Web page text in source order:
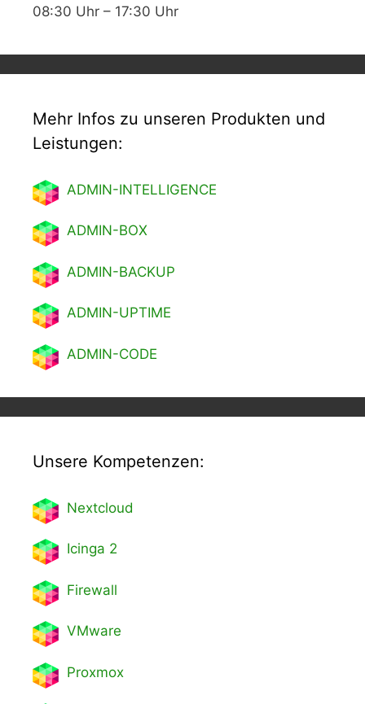
08:30 Uhr – 17:30 Uhr
Mehr Infos zu unseren Produkten und
Leistungen:
ADMIN-INTELLIGENCE
ADMIN-BOX
ADMIN-BACKUP
ADMIN-UPTIME
ADMIN-CODE
Unsere Kompetenzen:
Nextcloud
Icinga 2
Firewall
VMware
Proxmox